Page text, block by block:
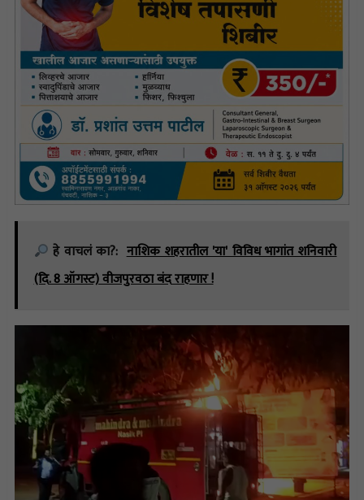
हे वाचलं का?: नाशिक शहरातील 'या' विविध भागांत शनिवारी
(दि. 8 ऑगस्ट) वीजपुरवठा बंद राहणार !